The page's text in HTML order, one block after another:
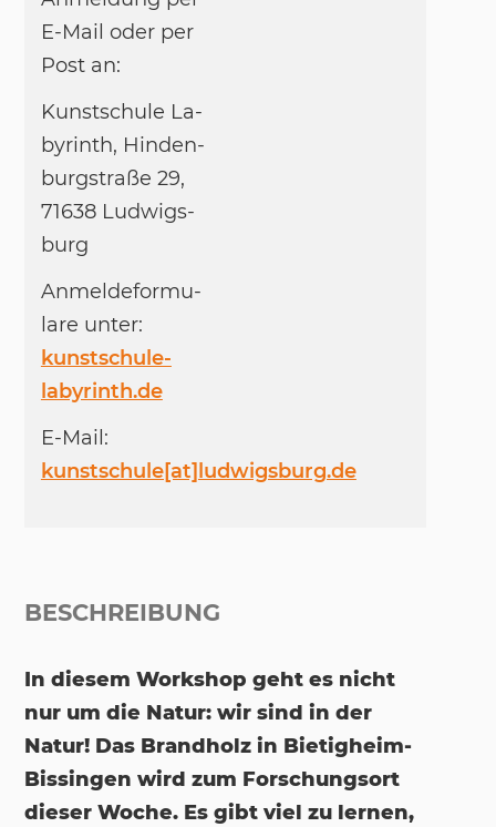
E-Mail oder per
Post an:
Kunst­schu­le La­
by­rinth, Hin­den­
burg­straße 29,
71638 Lud­wigs­
burg
An­mel­de­for­mu­
la­re un­ter:
kunstschule-
labyrinth.de
E-Mail:
kunstschule[at]ludwigsburg.de
BESCHREIBUNG
In diesem Workshop geht es nicht
nur um die Natur: wir sind in der
Natur! Das Brandholz in Bietigheim-
Bissingen wird zum Forschungsort
dieser Woche. Es gibt viel zu lernen,